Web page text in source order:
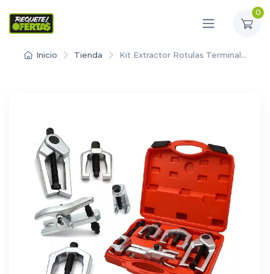
0
Inicio Tienda Kit Extractor Rotulas Terminal…